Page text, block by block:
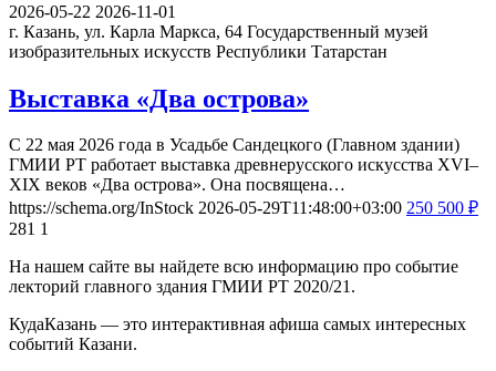
2026-05-22 2026-11-01
г. Казань, ул. Карла Маркса, 64 Государственный музей
изобразительных искусств Республики Татарстан
Выставка «Два острова»
С 22 мая 2026 года в Усадьбе Сандецкого (Главном здании)
ГМИИ РТ работает выставка древнерусского искусства XVI–
XIX веков «Два острова». Она посвящена…
https://schema.org/InStock 2026-05-29T11:48:00+03:00 250 500 ₽
281 1
На нашем сайте вы найдете всю информацию про событие
лекторий главного здания ГМИИ РТ 2020/21.
КудаКазань — это интерактивная афиша самых интересных
событий Казани.